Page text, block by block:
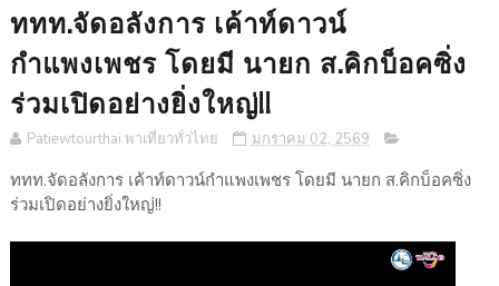
ททท.จัดอลังการ เค้าท์ดาวน์
กำแพงเพชร โดยมี นายก ส.คิกบ็อคซิ่ง
ร่วมเปิดอย่างยิ่งใหญ่!!
Patiewtourthai พาเที่ยวทั่วไทย มกราคม 02, 2569
ททท.จัดอลังการ เค้าท์ดาวน์กำแพงเพชร โดยมี นายก ส.คิกบ็อคซิ่ง
ร่วมเปิดอย่างยิ่งใหญ่!!